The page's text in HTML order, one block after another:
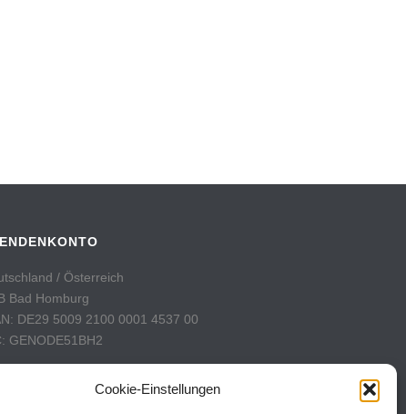
Cookie-Einstellungen
/ Österreich
Bad Homburg
DE29 5009 2100 0001 4537 00
GENODE51BH2